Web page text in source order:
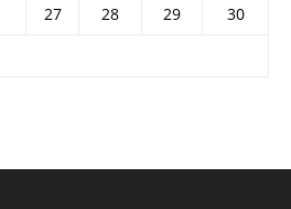
27 28 29
30